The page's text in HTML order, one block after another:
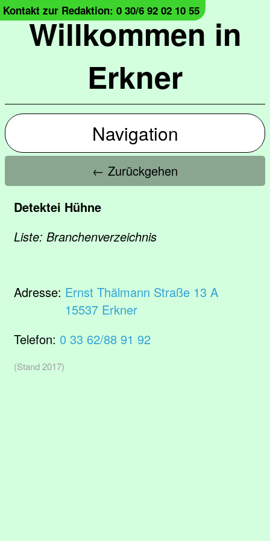
Willkommen in
Erkner
Kontakt zur Redaktion: 0 30/6 92 02 10 55
Navigation
← Zurückgehen
Detektei Hühne
Liste: Branchenverzeichnis
Adresse: Ernst Thälmann Straße 13 A
15537 Erkner
Telefon: 0 33 62/88 91 92
(Stand 2017)